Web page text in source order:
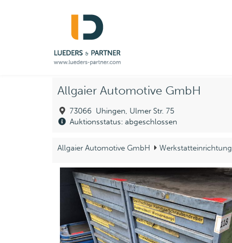
Allgaier Automotive GmbH
73066 Uhingen, Ulmer Str. 75
Auktionsstatus: abgeschlossen
Allgaier Automotive GmbH Werkstatteinrichtung